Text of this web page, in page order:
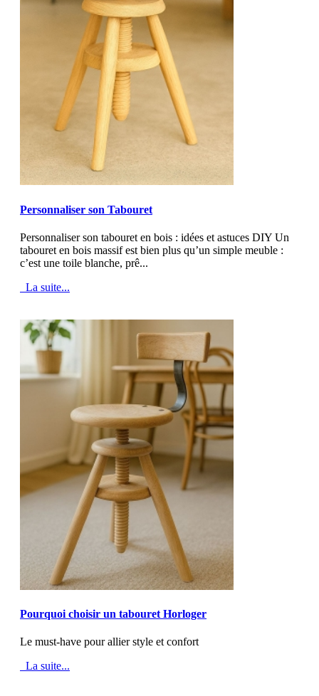
Personnaliser son Tabouret
Personnaliser son tabouret en bois : idées et astuces DIY Un
tabouret en bois massif est bien plus qu’un simple meuble :
c’est une toile blanche, prê...
La suite...
Pourquoi choisir un tabouret Horloger
Le must-have pour allier style et confort
La suite...